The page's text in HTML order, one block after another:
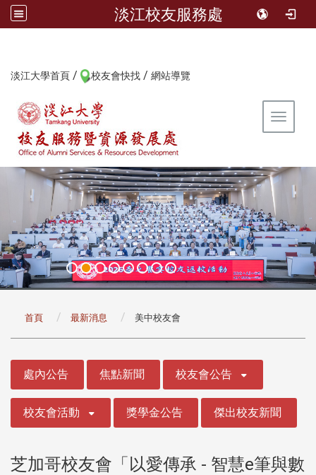
淡江校友服務處
淡江大學首頁 / 校友會快找 / 網站導覽
Toggle
首頁 最新消息 美中校友會
處內公告 焦點新聞 校友會公告
校友會活動 獎學金公告 傑出校友新聞
芝加哥校友會「以愛傳承 - 智慧e筆與數